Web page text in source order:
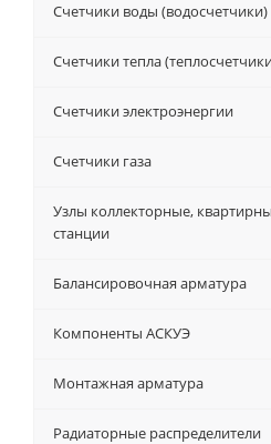
Счетчики воды (водосчетчики)
Счетчики тепла
Счетчики электроэнергии
Счетчики газа
Узлы коллекторные,
станции
Балансировочная арматура
Компоненты АСКУЭ
Монтажная арматура
Радиаторные распределители